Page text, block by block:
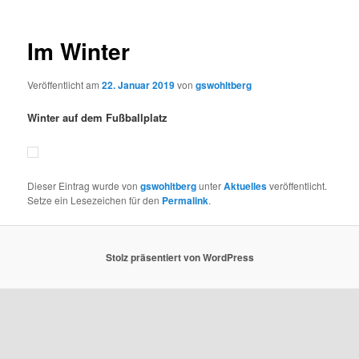
Im Winter
Veröffentlicht am22. Januar 2019vongswohltberg
Winter auf dem Fußballplatz
Dieser Eintrag wurde vongswohltbergunterAktuellesveröffentlicht.
Setze ein Lesezeichen für den Permalink.
Stolz präsentiert von WordPress